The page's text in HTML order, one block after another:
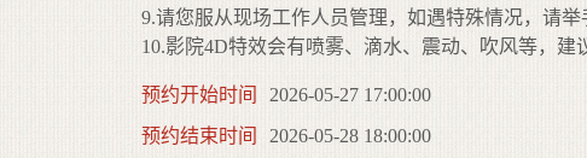
9.请您服从现场工作人员管理，如遇特殊情况，请举
10.影院4D特效会有喷雾、滴水、震动、吹风等，
预约开始时间
2026-05-27 17:00:00
预约结束时间
2026-05-28 18:00:00